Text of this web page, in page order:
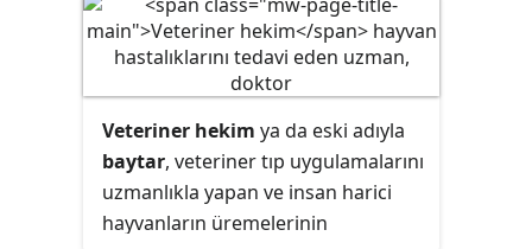
çıkardığı 6218 Sayılı Kanun'la
kurulmuştur. ATÜ akademik olarak;
1 enstitü, 7 fakülte ve 1
yüksekokuldan oluşmaktadır.
Veteriner hekim ya da eski adıyla
baytar, veteriner tıp uygulamalarını
uzmanlıkla yapan ve insan harici
hayvanların üremelerinin